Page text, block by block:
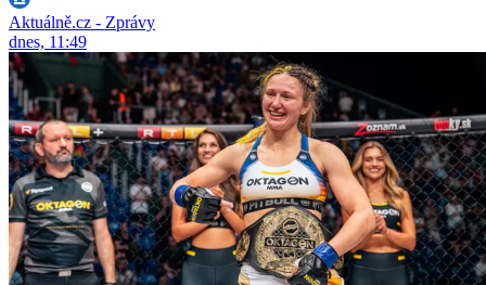
Aktuálně.cz - Zprávy
dnes, 11:49